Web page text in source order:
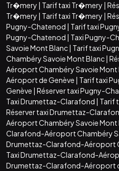
Tr�mery | Tarif taxi Tr�mery |
Tr�mery | Tarif taxi Tr�mery |
Pugny-Chatenod | Tarif taxi
Pugny-Chatenod | Taxi Pugny-
Savoie Mont Blanc| Tarif taxi
Chambéry Savoie Mont Blanc|
Aéroport Chambéry Savoie Mont
Aéroport de Genève | Tarif taxi
Genève | Réserver taxi Pugny-
Taxi Drumettaz-Clarafond | Tarif
Réserver taxi Drumettaz-
Aéroport Chambéry Savoie Mont
Clarafond-Aéroport Chambéry
Drumettaz-Clarafond-Aéroport
Taxi Drumettaz-Clarafond-
Drumettaz-Clarafond-Aéroport